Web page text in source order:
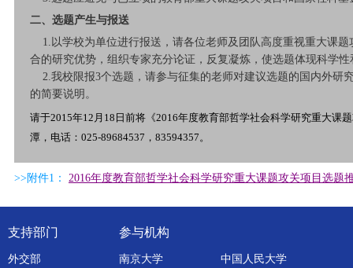
二、选题产生与报送
1.以学校为单位进行报送，请各位老师及团队高度重视重大课
合的研究优势，组织专家充分论证，反复凝炼，使选题体现科学
2.我校限报3个选题，请参与征集的老师对建议选题的国内外研
的简要说明。
请于2015年12月18日前将《2016年度教育部哲学社会科学研究重大课
潭，电话：025-89684537，83594357。
>>附件1： 2016年度教育部哲学社会科学研究重大课题攻关项目选题
支持部门
外交部
参与机构
南京大学
中国人民大学